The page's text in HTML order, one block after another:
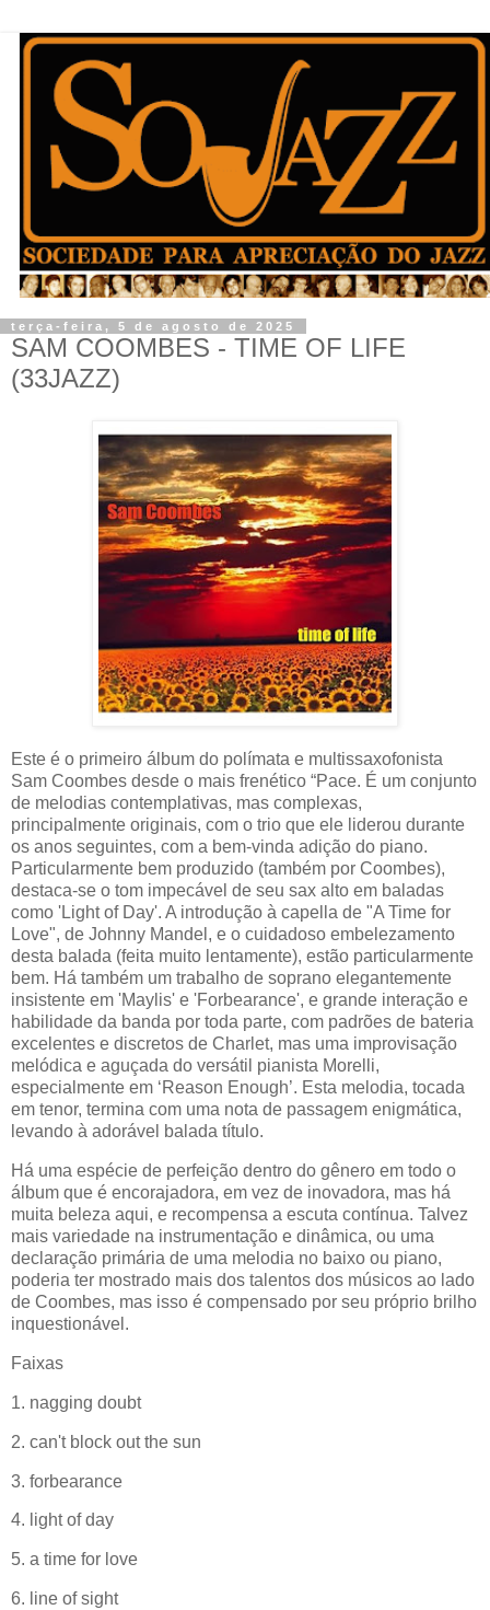
terça-feira, 5 de agosto de 2025
SAM COOMBES - TIME OF LIFE
(33JAZZ)
Este é o primeiro álbum do polímata e multissaxofonista
Sam Coombes desde o mais frenético “Pace. É um conjunto
de melodias contemplativas, mas complexas,
principalmente originais, com o trio que ele liderou durante
os anos seguintes, com a bem-vinda adição do piano.
Particularmente bem produzido (também por Coombes),
destaca-se o tom impecável de seu sax alto em baladas
como 'Light of Day'. A introdução à capella de "A Time for
Love", de Johnny Mandel, e o cuidadoso embelezamento
desta balada (feita muito lentamente), estão particularmente
bem. Há também um trabalho de soprano elegantemente
insistente em 'Maylis' e 'Forbearance', e grande interação e
habilidade da banda por toda parte, com padrões de bateria
excelentes e discretos de Charlet, mas uma improvisação
melódica e aguçada do versátil pianista Morelli,
especialmente em ‘Reason Enough’. Esta melodia, tocada
em tenor, termina com uma nota de passagem enigmática,
levando à adorável balada título.
Há uma espécie de perfeição dentro do gênero em todo o
álbum que é encorajadora, em vez de inovadora, mas há
muita beleza aqui, e recompensa a escuta contínua. Talvez
mais variedade na instrumentação e dinâmica, ou uma
declaração primária de uma melodia no baixo ou piano,
poderia ter mostrado mais dos talentos dos músicos ao lado
de Coombes, mas isso é compensado por seu próprio brilho
inquestionável.
Faixas
1. nagging doubt
2. can't block out the sun
3. forbearance
4. light of day
5. a time for love
6. line of sight